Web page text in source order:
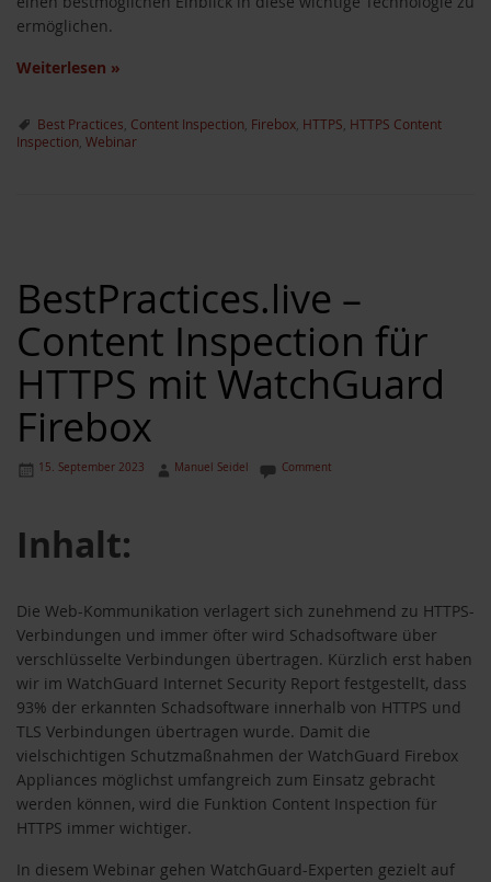
ermöglichen.
Weiterlesen »
Best Practices Content Inspection Firebox HTTPS HTTPS Content
Inspection Webinar
BestPractices.live –
Content Inspection für
HTTPS mit WatchGuard
Firebox
15. September 2023 Manuel Seidel Comment
Inhalt:
Die Web-Kommunikation verlagert sich zunehmend zu HTTPS-
Verbindungen und immer öfter wird Schadsoftware über
verschlüsselte Verbindungen übertragen. Kürzlich erst haben
wir im WatchGuard Internet Security Report festgestellt, dass
93% der erkannten Schadsoftware innerhalb von HTTPS und
TLS Verbindungen übertragen wurde. Damit die
vielschichtigen Schutzmaßnahmen der WatchGuard Firebox
Appliances möglichst umfangreich zum Einsatz gebracht
werden können, wird die Funktion Content Inspection für
HTTPS immer wichtiger.
In diesem Webinar gehen WatchGuard-Experten gezielt auf